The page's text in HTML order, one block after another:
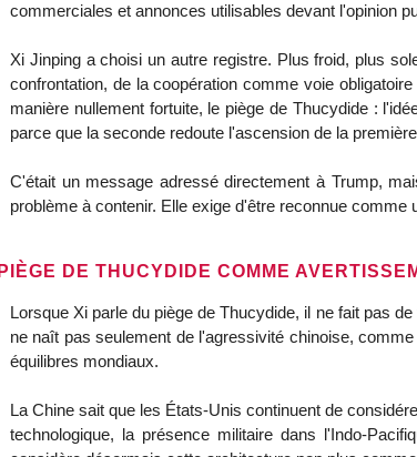
commerciales et annonces utilisables devant l'opinion
Xi Jinping a choisi un autre registre. Plus froid, plus
confrontation, de la coopération comme voie
manière nullement fortuite, le piège de Thucydide :
parce que la seconde redoute l'ascension de la
C'était un message adressé directement à Trump,
problème à contenir. Elle exige d'être reconnue comme
DE THUCYDIDE COMME
Lorsque Xi parle du piège de Thucydide, il ne fait pas
ne naît pas seulement de l'agressivité chinoise,
équilibres mondiaux.
La Chine sait que les États-Unis continuent de
technologique, la présence militaire dans l'Indo-